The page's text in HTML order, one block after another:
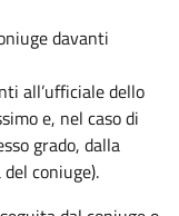
davanti
all’ufficiale dello
e, nel caso di
grado, dalla
coniuge).